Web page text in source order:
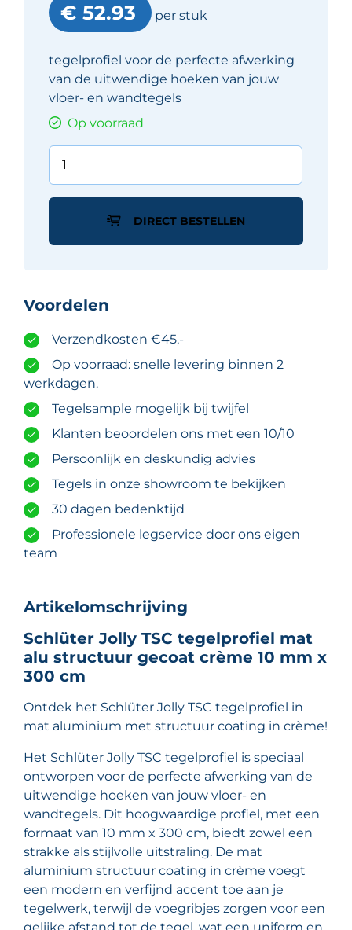
€ 52.93 per stuk
tegelprofiel voor de perfecte afwerking
van de uitwendige hoeken van jouw
vloer- en wandtegels
Op voorraad
Schlüter
Jolly
alu
crème
mm
x
300
aantal
DIRECT BESTELLEN
Artikelomschrijving
Schlüter Jolly TSC tegelprofiel mat
alu structuur gecoat crème 10 mm x
300 cm
Ontdek het Schlüter Jolly TSC tegelprofiel in
mat aluminium met structuur coating in crème!
Het Schlüter Jolly TSC tegelprofiel is speciaal
ontworpen voor de perfecte afwerking van de
uitwendige hoeken van jouw vloer- en
wandtegels. Dit hoogwaardige profiel, met een
formaat van 10 mm x 300 cm, biedt zowel een
strakke als stijlvolle uitstraling. De mat
aluminium structuur coating in crème voegt
een modern en verfijnd accent toe aan je
tegelwerk, terwijl de voegribjes zorgen voor een
Voordelen
Verzendkosten €45,-
Op voorraad: snelle levering binnen 2
werkdagen.
Tegelsample mogelijk bij twijfel
Klanten beoordelen ons met een 10/10
Persoonlijk en deskundig advies
Tegels in onze showroom te bekijken
30 dagen bedenktijd
Professionele legservice door ons eigen
team